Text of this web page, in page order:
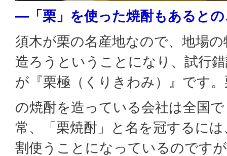
―「栗」を使った焼酎もあると
須木が栗の名産地なので、地場
造ろうということになり、試行
が『栗極（くりきわみ）』です
の焼酎を造っている会社は全国
常、「栗焼酎」と名を冠するに
割使うことになっているのです